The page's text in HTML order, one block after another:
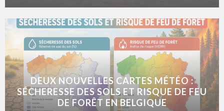
DEUX NOUVELLES CARTES MÉTÉO :
SÉCHERESSE DES SOLS ET RISQUE DE FEU
DE FORÊT EN BELGIQUE